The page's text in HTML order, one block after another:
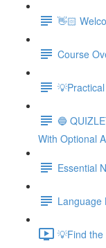
👋🏻
Course
🔵
With Optional
Essential
Language
💡Find